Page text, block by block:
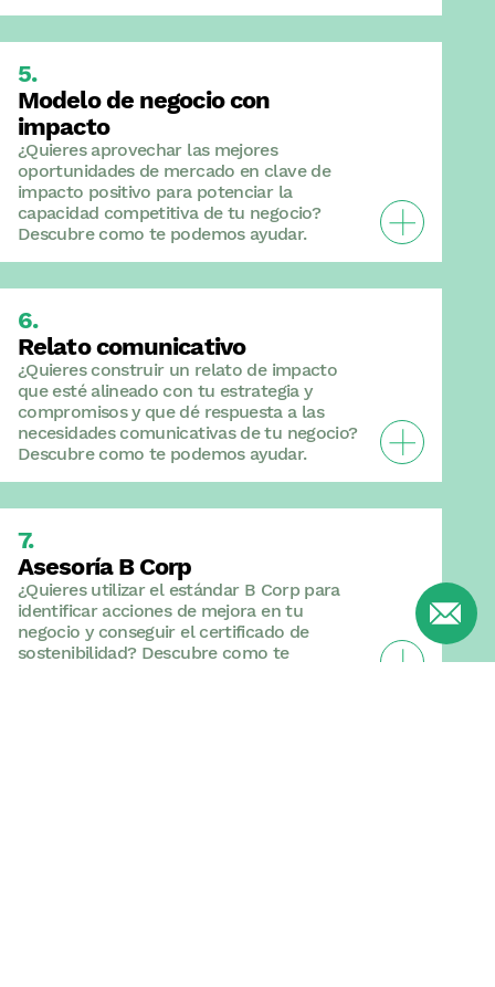
Modelo de negocio con
impacto
¿Quieres aprovechar las mejores
oportunidades de mercado en clave de
impacto positivo para potenciar la
capacidad competitiva de tu negocio?
Descubre como te podemos ayudar.
Veure
Relato comunicativo
¿Quieres construir un relato de impacto
que esté alineado con tu estrategia y
compromisos y que dé respuesta a las
necesidades comunicativas de tu negocio?
Descubre como te podemos ayudar.
Veure Relato
Asesoría B Corp
¿Quieres utilizar el estándar B Corp para
identificar acciones de mejora en tu
negocio y conseguir el certificado de
sostenibilidad? Descubre como te
Veure